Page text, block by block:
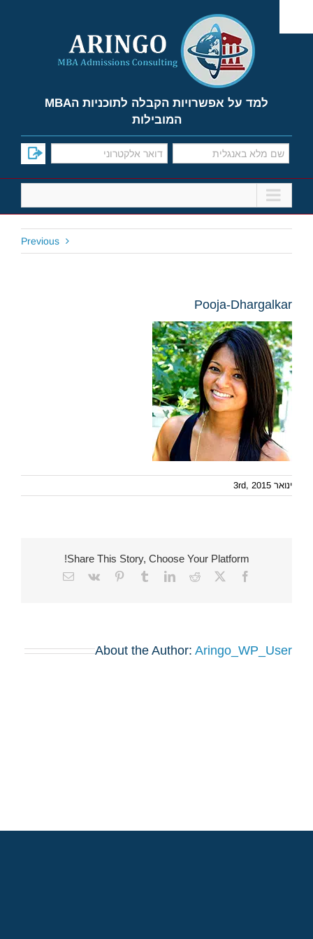
content
למד על אפשרויות הקבלה לתוכניות הMBA
המובילות
Previous
Pooja-Dhargalkar
ינואר 3rd, 2015
Share This Story, Choose Your Platform!
Facebook
X
Reddit
LinkedIn
Tumblr
Pinterest
Vk
Email
About the Author: Aringo_WP_User